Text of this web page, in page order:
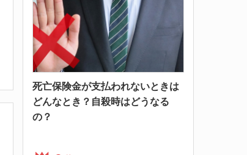
死亡保険金が支払われないときは
どんなとき？自殺時はどうなる
の？